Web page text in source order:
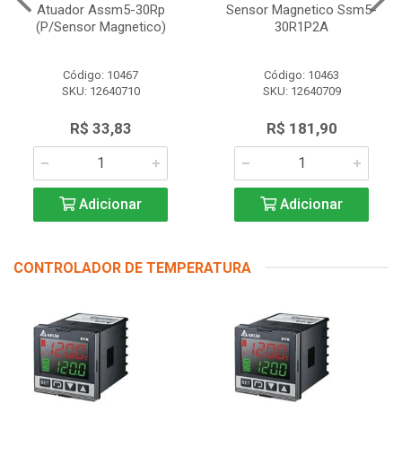
Atuador Assm5-30Rp
(P/Sensor Magnetico)
Código: 10467
SKU: 12640710
R$ 33,83
Adicionar
Sensor Magnetico Ssm5-
30R1P2A
Código: 10463
SKU: 12640709
R$ 181,90
Adicionar
CONTROLADOR DE TEMPERATURA